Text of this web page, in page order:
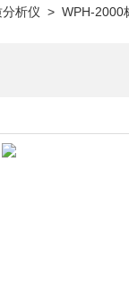
析仪 > WPH-2000